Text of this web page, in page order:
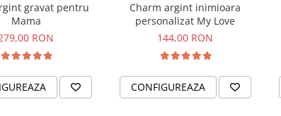
gravat pentru
Mama
RON
Charm argint inimioara
personalizat My Love
144,00 RON
CONFIGUREAZA